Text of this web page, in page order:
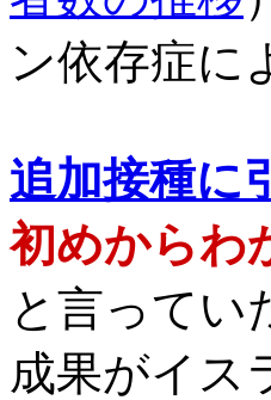
ン依存症に
追加接種に
初めからわ
と言ってい
成果がイス